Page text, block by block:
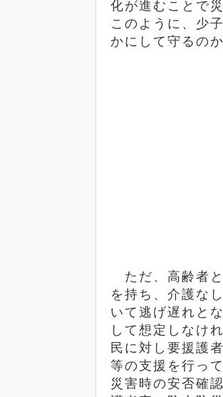
化が進むことで
このように、少
かにして守るの
ただ、高齢者
を持ち、介護な
いて逃げ遅れと
して想定しなけ
民に対し要援護
等の支援を行っ
災害時の安否確